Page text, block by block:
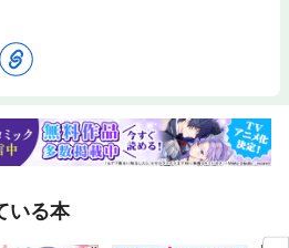
いる本